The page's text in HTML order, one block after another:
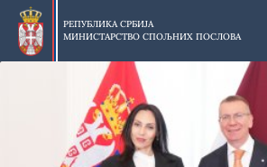
Прескочи
главни
део
РЕПУБЛИКА СРБИЈА
МИНИСТАРСТВО СПОЉНИХ ПОСЛОВА